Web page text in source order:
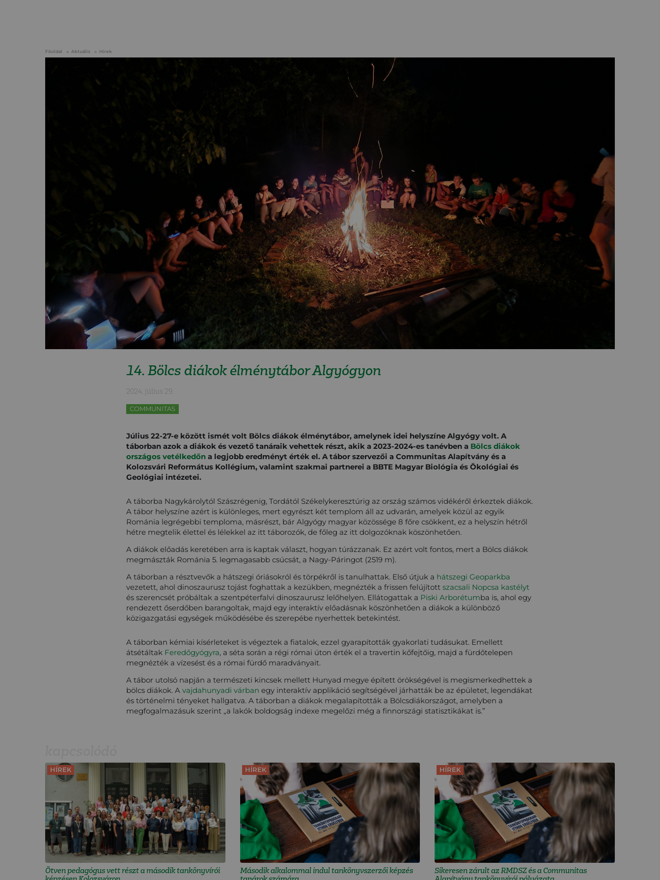
Főoldal Aktuális Hírek
14. Bölcs diákok élménytábor Algyógyon
2024. július 29.
COMMUNITAS
Július 22-27-e között ismét volt Bölcs diákok élménytábor, amelynek idei helyszíne Algyógy volt. A
táborban azok a diákok és vezető tanáraik vehettek részt, akik a 2023-2024-es tanévben a Bölcs diákok
országos vetélkedőn a legjobb eredményt érték el. A tábor szervezői a Communitas Alapítvány és a
Kolozsvári Református Kollégium, valamint szakmai partnerei a BBTE Magyar Biológia és Ökológiai és
Geológiai intézetei.
A táborba Nagykárolytól Szászrégenig, Tordától Székelykeresztúrig az ország számos vidékéről érkeztek diákok.
A tábor helyszíne azért is különleges, mert egyrészt két templom áll az udvarán, amelyek közül az egyik
Románia legrégebbi temploma, másrészt, bár Algyógy magyar közössége 8 főre csökkent, ez a helyszín hétről
hétre megtelik élettel és lélekkel az itt táborozók, de főleg az itt dolgozóknak köszönhetően.
A diákok előadás keretében arra is kaptak választ, hogyan túrázzanak. Ez azért volt fontos, mert a Bölcs diákok
megmászták Románia 5. legmagasabb csúcsát, a Nagy-Páringot (2519 m).
A táborban a résztvevők a hátszegi óriásokról és törpékről is tanulhattak. Első útjuk a hátszegi Geoparkba
vezetett, ahol dinoszaurusz tojást foghattak a kezükben, megnézték a frissen felújított szacsali Nopcsa kastélyt
és szerencsét próbáltak a szentpéterfalvi dinoszaurusz lelőhelyen. Ellátogattak a Piski Arborétumba is, ahol egy
rendezett őserdőben barangoltak, majd egy interaktív előadásnak köszönhetően a diákok a különböző
közigazgatási egységek működésébe és szerepébe nyerhettek betekintést.
A táborban kémiai kísérleteket is végeztek a fiatalok, ezzel gyarapították gyakorlati tudásukat. Emellett
átsétáltak Feredőgyógyra, a séta során a régi római úton érték el a travertin kőfejtőig, majd a fürdőtelepen
megnézték a vízesést és a római fürdő maradványait.
A tábor utolsó napján a természeti kincsek mellett Hunyad megye épített örökségével is megismerkedhettek a
bölcs diákok. A vajdahunyadi várban egy interaktív applikáció segítségével járhatták be az épületet, legendákat
és történelmi tényeket hallgatva. A táborban a diákok megalapították a Bölcsdiákországot, amelyben a
megfogalmazásuk szerint „a lakók boldogság indexe megelőzi még a finnországi statisztikákat is.”
HÍREK
Ötven pedagógus vett részt a második tankönyvírói
HÍREK
Második alkalommal indul tankönyvszerzői képzés
HÍREK
Sikeresen zárult az RMDSZ és a Communitas